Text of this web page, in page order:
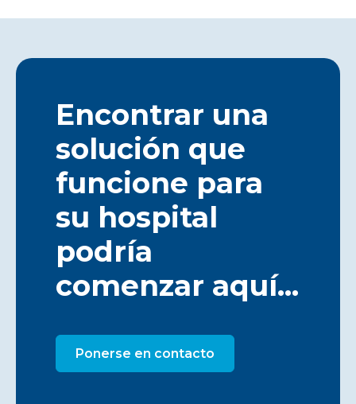
Encontrar una
solución que
funcione para
su hospital
podría
comenzar aquí...
Ponerse en contacto